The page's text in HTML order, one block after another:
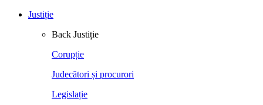
Justiție
Back Justiție
Corupție
Judecători și procurori
Legislație